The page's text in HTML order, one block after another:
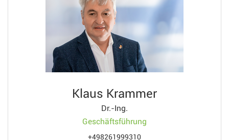
Klaus Krammer
Dr.-Ing.
Geschäftsführung
+498261999310